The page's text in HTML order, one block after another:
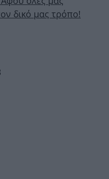
δικό μας τρόπο!